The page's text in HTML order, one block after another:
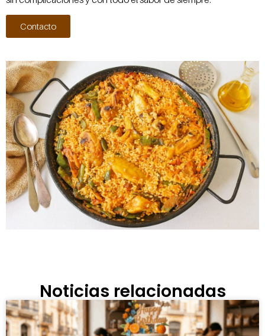
Contacto
Noticias relacionadas